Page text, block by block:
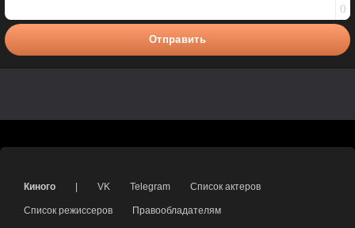
0
Отправить
Киного VK Telegram Список актеров
Список режиссеров Правообладателям